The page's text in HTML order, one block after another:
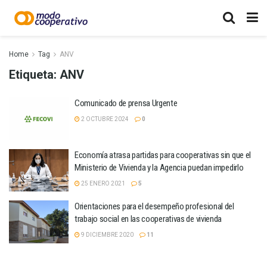
Home Tag ANV
Etiqueta: ANV
Comunicado de prensa Urgente
2 OCTUBRE 2024 0
Economía atrasa partidas para cooperativas sin que el
Ministerio de Vivienda y la Agencia puedan impedirlo
25 ENERO 2021 5
Orientaciones para el desempeño profesional del
trabajo social en las cooperativas de vivienda
9 DICIEMBRE 2020 11